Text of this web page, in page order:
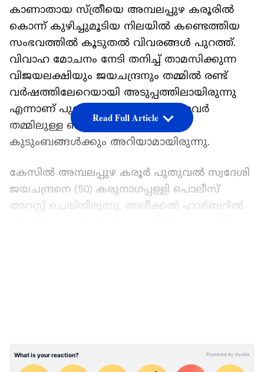
കാണാതായ സ്ത്രീയെ അമ്പലപ്പുഴ കരൂരിൽ
കൊന്ന് കുഴിച്ചുമൂടിയ നിലയിൽ കണ്ടെത്തിയ
സംഭവത്തില്‍ കൂടുതല്‍ വിവരങ്ങള്‍ പുറത്ത്.
വിവാഹ മോചനം നേടി തനിച്ച് താമസിക്കുന്ന
വിജയലക്ഷിയും ജയചന്ദ്രനും തമ്മിൽ രണ്ട്
വർഷത്തിലേറെയായി അടുപ്പത്തിലായിരുന്നു
എന്നാണ് പുറത്ത് വരുന്ന വിവരം. ഇവർ
തമ്മിലുള്ള ബന്ധം ഇരുവരുടെയും
കുടുംബങ്ങൾക്കും അറിയാമായിരുന്നു.
കേസിൽ അമ്പലപ്പുഴ കരൂർ പുതുവൽ സ്വദേശി
ജയചന്ദ്രനെ (50) കരുനാഗപ്പള്ളി പൊലീസ്
അറസ്റ്റ് ചെയ്തിരുന്നു. അഴീക്കൽ ഹാർബറിൽ
തമ്മിൽ സാമ്പത്തിക ഇടപാടുകൾ ഉണ്ടായിരുന്നു
Read Full Article